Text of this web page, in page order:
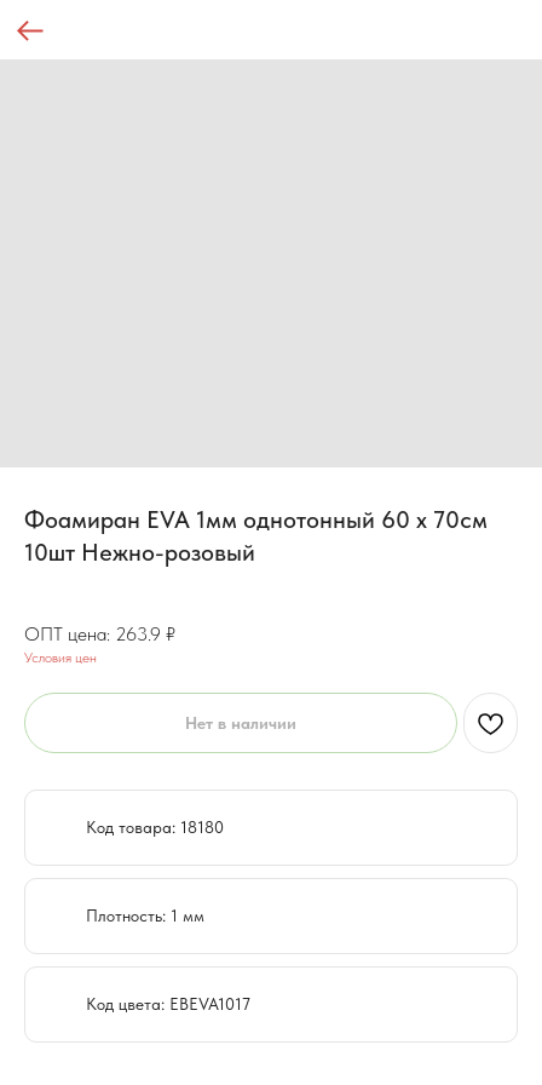
Фоамиран EVA 1мм однотонный 60 х 70см
10шт Нежно-розовый
263.9 ₽
Условия цен
Нет в наличии
Код товара: 18180
Плотность: 1 мм
Код цвета: EBEVA1017